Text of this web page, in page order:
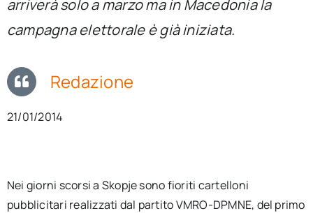
arriverà solo a marzo ma in Macedonia la
campagna elettorale è già iniziata.
Redazione
21/01/2014
Nei giorni scorsi a Skopje sono fioriti cartelloni
pubblicitari realizzati dal partito VMRO-DPMNE, del primo